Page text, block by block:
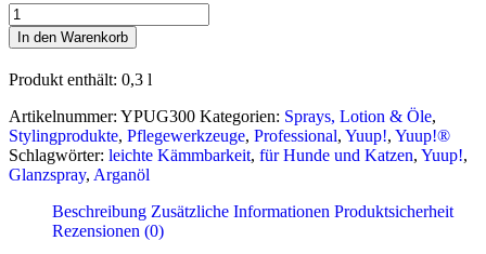
Yuup!
®
Glanz-
und
Finish-
Spray
"ULTRA
GLOSS"
Menge
In den Warenkorb
Produkt enthält: 0,3 l
Artikelnummer: YPUG300 Kategorien: Sprays, Lotion & Öle,
Stylingprodukte, Pflegewerkzeuge, Professional, Yuup!, Yuup!®
Schlagwörter: leichte Kämmbarkeit, für Hunde und Katzen, Yuup!,
Glanzspray, Arganöl
Beschreibung Zusätzliche Informationen Produktsicherheit
Rezensionen (0)